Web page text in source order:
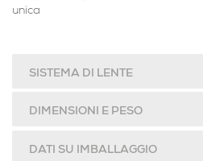
unica
SISTEMA DI LENTE
DIMENSIONI E PESO
DATI SU IMBALLAGGIO